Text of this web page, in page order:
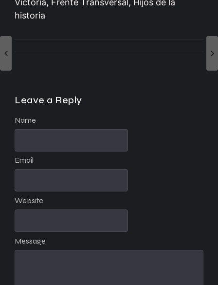
historia
Leave a Reply
Message
Name
Email
Website